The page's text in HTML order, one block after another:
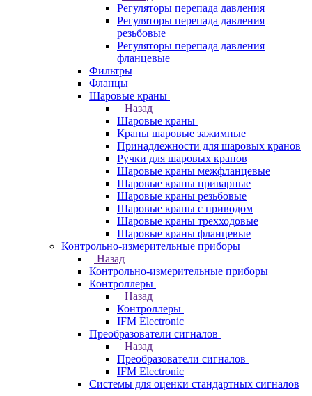
Регуляторы перепада давления
Регуляторы перепада давления
резьбовые
Регуляторы перепада давления
фланцевые
Фильтры
Фланцы
Шаровые краны
Назад
Шаровые краны
Краны шаровые зажимные
Принадлежности для шаровых кранов
Ручки для шаровых кранов
Шаровые краны межфланцевые
Шаровые краны приварные
Шаровые краны резьбовые
Шаровые краны с приводом
Шаровые краны трехходовые
Шаровые краны фланцевые
Контрольно-измерительные приборы
Назад
Контрольно-измерительные приборы
Контроллеры
Назад
Контроллеры
IFM Electronic
Преобразователи сигналов
Назад
Преобразователи сигналов
IFM Electronic
Системы для оценки стандартных сигналов